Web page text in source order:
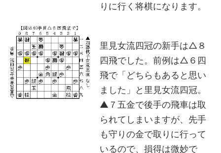
りに行く将棋になります。
里見女流四冠の新手は△８
四飛でした。前例は△６四
飛で「どちらもあると思い
ました」と里見女流四冠。
▲７五金で後手の飛車は取
られてしまいますが、先手
も守りの金で取りに行って
いるので、損得は微妙で